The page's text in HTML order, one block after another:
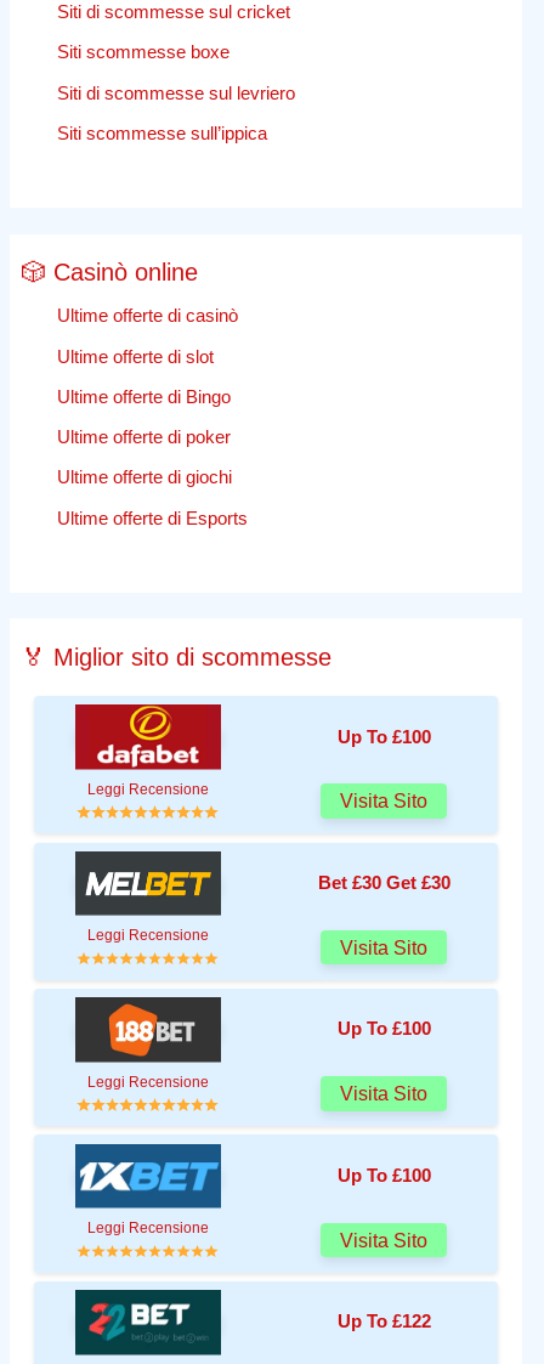
Siti di scommesse sul cricket
Siti scommesse boxe
Siti di scommesse sul levriero
Siti scommesse sull’ippica
🎲 Casinò online
Ultime offerte di casinò
Ultime offerte di slot
Ultime offerte di Bingo
Ultime offerte di poker
Ultime offerte di giochi
Ultime offerte di Esports
🏅 Miglior sito di scommesse
Up To £100
Leggi Recensione
Visita Sito
Bet £30 Get £30
Leggi Recensione
Visita Sito
Up To £100
Leggi Recensione
Visita Sito
Up To £100
Leggi Recensione
Visita Sito
Up To £122